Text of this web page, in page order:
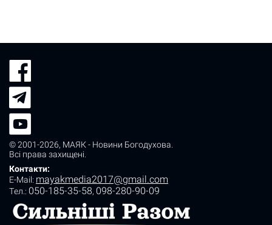
© 2001-2026, МАЯК - Новини Богодухова
Всі права захищені.
Контакти:
E-Mail: mayakmedia2017@gmail.com
Tел.: 050-185-35-58, 098-280-90-09